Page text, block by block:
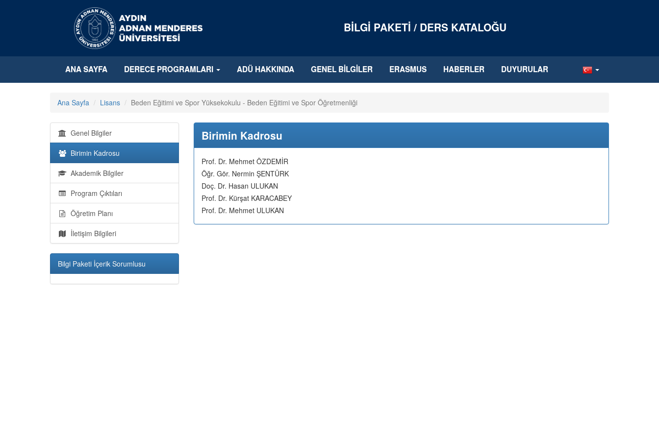
BILGI PAKETI / DERS KATALOĞU
ANA SAYFA DERECE PROGRAMLARI ADÜ HAKKINDA GENEL BILGILER ERASMUS HABERLER DUYURULAR
Ana Sayfa Lisans Beden Eğitimi ve Spor Yüksekokulu - Beden Eğitimi ve Spor Öğretmenliği
Genel Bilgiler
Birimin Kadrosu
Akademik Bilgiler
Program Çıktıları
Öğretim Planı
İletişim Bilgileri
Bilgi Paketi İçerik Sorumlusu
Birimin Kadrosu
Prof. Dr. Mehmet ÖZDEMİR
Öğr. Gör. Nermin ŞENTÜRK
Doç. Dr. Hasan ULUKAN
Prof. Dr. Kürşat KARACABEY
Prof. Dr. Mehmet ULUKAN